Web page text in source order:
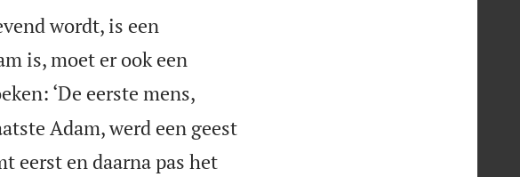
wordt, is een
is, moet er ook een
‘De eerste mens,
Adam, werd een geest
eerst en daarna pas het